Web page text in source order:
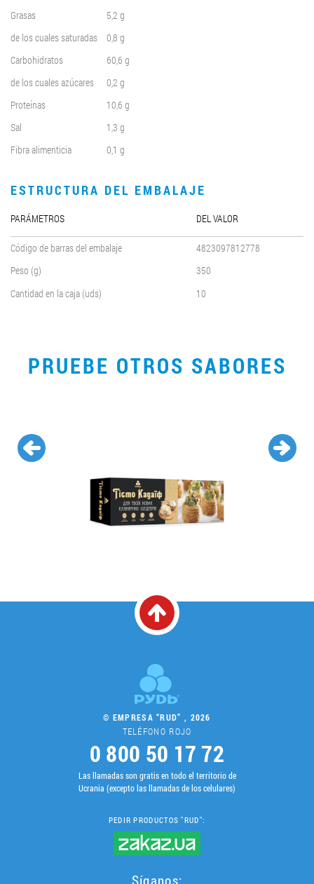
Grasas
5,2 g
de los cuales saturadas
0,8 g
Carbohidratos
60,6 g
de los cuales azúcares
0,2 g
Proteínas
10,6 g
Sal
1,3 g
Fibra alimenticia
0,1 g
ESTRUCTURA DEL EMBALAJE
PARÁMETROS DEL VALOR
Código de barras del embalaje
4823097812778
Peso (g)
350
Cantidad en la caja (uds)
10
PRUEBE OTROS SABORES
© EMPRESA “RUD” , 2026
TELÉFONO ROJO
0 800 50 17 72
Las llamadas son gratis en todo el territorio de
Ucrania (excepto las llamadas de los celulares)
PEDIR PRODUCTOS "RUD":
Síganos: